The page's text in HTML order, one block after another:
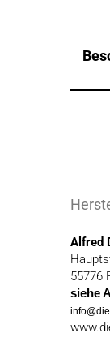
Alfred
55776
siehe